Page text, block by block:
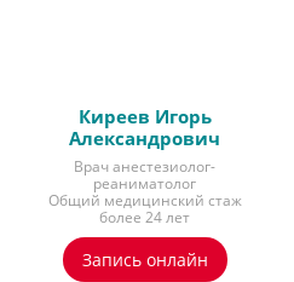
Киреев Игорь
Александрович
Врач анестезиолог-
реаниматолог
Общий медицинский стаж
более 24 лет
Запись онлайн